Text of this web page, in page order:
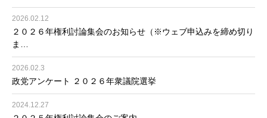
2026.02.12
２０２６年権利討論集会のお知らせ（※ウェブ申込みを締め切り
ま…
2026.02.3
政党アンケート ２０２６年衆議院選挙
2024.12.27